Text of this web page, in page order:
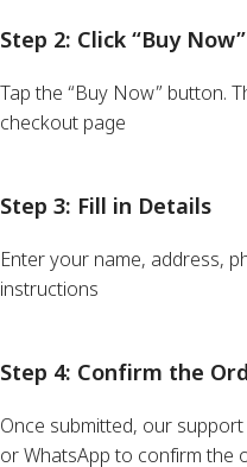
Step 2: Click “Buy Now”
Tap the “Buy Now” button.
checkout page
Step 3: Fill in Details
Enter your name, address,
instructions
Step 4: Confirm the
Once submitted, our
or WhatsApp to confirm the